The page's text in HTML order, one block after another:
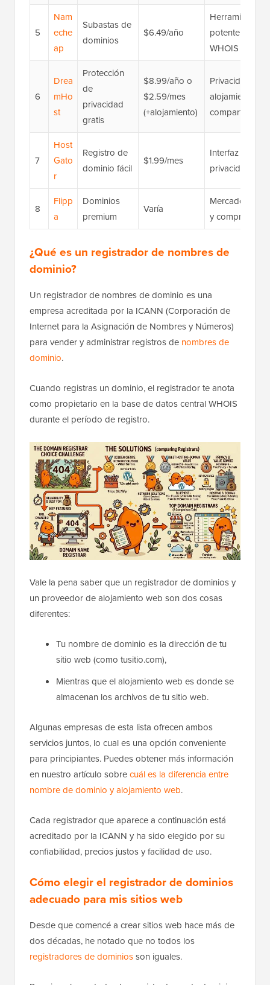
5
Nam
eche
ap
Subastas de
dominios
$6.49/año
Herramienta
potente
WHOIS gratis
6
Drea
mHo
st
Protección
de
privacidad
gratis
$8.99/año o
$2.59/mes
(+alojamiento)
Privacidad de
alojamiento,
compartido y
7
Host
Gato
r
Registro de
dominio fácil
$1.99/mes
Interfaz fácil
privacidad de
8
Flipp
a
Dominios
premium
Varía
Mercado de
y compras
¿Qué es un registrador de nombres de
dominio?
Un registrador de nombres de dominio es una
empresa acreditada por la ICANN (Corporación de
Internet para la Asignación de Nombres y Números)
para vender y administrar registros de nombres de
dominio.
Cuando registras un dominio, el registrador te anota
como propietario en la base de datos central WHOIS
durante el período de registro.
Vale la pena saber que un registrador de dominios y
un proveedor de alojamiento web son dos cosas
diferentes:
Tu nombre de dominio es la dirección de tu
sitio web (como tusitio.com),
Mientras que el alojamiento web es donde se
almacenan los archivos de tu sitio web.
Algunas empresas de esta lista ofrecen ambos
servicios juntos, lo cual es una opción conveniente
para principiantes. Puedes obtener más información
en nuestro artículo sobrecuál es la diferencia entre
nombre de dominio y alojamiento web.
Cada registrador que aparece a continuación está
acreditado por la ICANN y ha sido elegido por su
confiabilidad, precios justos y facilidad de uso.
Cómo elegir el registrador de dominios
adecuado para mis sitios web
Desde que comencé a crear sitios web hace más de
dos décadas, he notado que no todos los
registradores de dominiosson iguales.